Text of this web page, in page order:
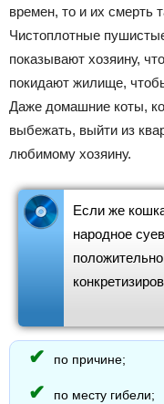
времен, то и их смерть
Чистоплотные
показывают хозяину,
покидают жилище,
Даже домашние коты,
выбежать, выйти из
любимому хозяину.
Если же
народное
по причине;
по месту гибели;